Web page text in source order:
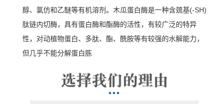
醇、氯仿和乙醚等有机溶剂。木瓜蛋白酶是一种含巯基(-SH)
肽链内切酶，具有蛋白酶和酯酶的活性，有较广泛的特异
性，对动植物蛋白、多肽、酯、酰胺等有较强的水解能力，
但几乎不能分解蛋白胨